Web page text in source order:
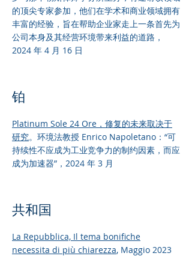
的顶尖专家参加，他们在学术和商业领域拥有
丰富的经验，旨在帮助企业家走上一条首先为
公司本身及其经营环境带来利益的道路，
2024 年 4 月 16 日
铂
Platinum Sole 24 Ore， 修复的未来取决于
研究。环境法教授 Enrico Napoletano：“可
持续性不应成为工业竞争力的制约因素，而应
成为加速器”，2024 年 3 月
共和国
La Repubblica, Il tema bonifiche
necessita di più chiarezza, Maggio 2023